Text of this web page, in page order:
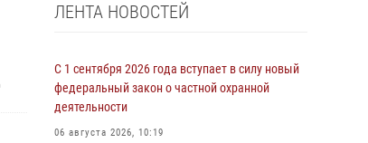
ЛЕНТА НОВОСТЕЙ
С 1 сентября 2026 года вступает в силу новый
федеральный закон о частной охранной
деятельности
06 августа 2026, 10:19